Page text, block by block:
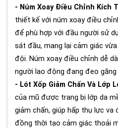
- Núm Xoay Điều Chỉnh Kích
thiết kế với núm xoay điều
để phù hợp với đầu người sử
sát đầu, mang lại cảm giác
đội. Núm xoay điều chỉnh dễ
người lao động đang đeo găng
- Lót Xốp Giảm Chấn Và Lớp
của mũ được trang bị lớp da
giảm chấn, giúp hấp thụ lực va
đồng thời tạo cảm giác thoải